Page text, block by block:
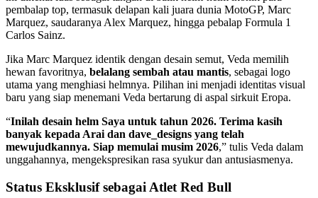
pembalap top, termasuk delapan kali juara dunia MotoGP, Marc
Marquez, saudaranya Alex Marquez, hingga pebalap Formula 1
Carlos Sainz.
Jika Marc Marquez identik dengan desain semut, Veda memilih
hewan favoritnya, belalang sembah atau mantis, sebagai logo
utama yang menghiasi helmnya. Pilihan ini menjadi identitas visual
baru yang siap menemani Veda bertarung di aspal sirkuit Eropa.
“Inilah desain helm Saya untuk tahun 2026. Terima kasih
banyak kepada Arai dan dave_designs yang telah
mewujudkannya. Siap memulai musim 2026,” tulis Veda dalam
unggahannya, mengekspresikan rasa syukur dan antusiasmenya.
Status Eksklusif sebagai Atlet Red Bull